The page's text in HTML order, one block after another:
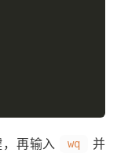
再输入 wq
并